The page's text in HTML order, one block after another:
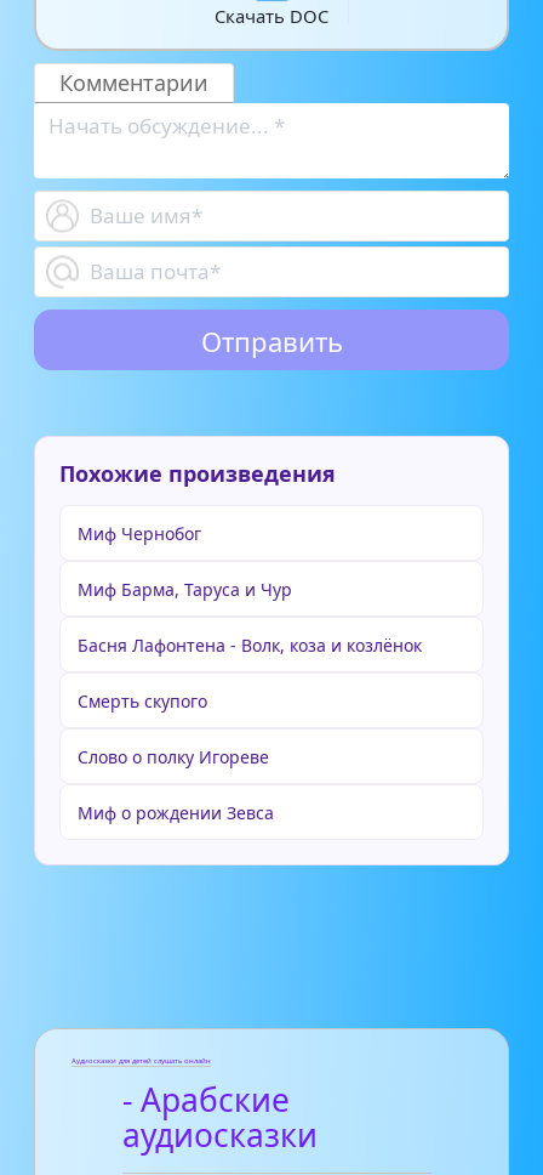
Скачать DOC
Комментарии
Похожие произведения
Миф Чернобог
Миф Барма, Таруса и Чур
Басня Лафонтена - Волк, коза и козлёнок
Смерть скупого
Слово о полку Игореве
Миф о рождении Зевса
Аудиосказки для детей слушать онлайн
- Арабские
аудиосказки